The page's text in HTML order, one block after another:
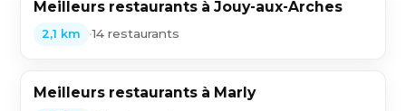
Meilleurs restaurants à Jouy-aux-Arches
2,1 km •14 restaurants
Meilleurs restaurants à Marly